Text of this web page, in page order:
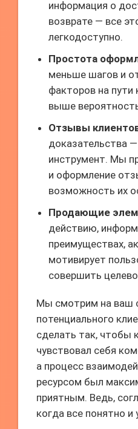
информация о
возврате — все
легкодоступно.
Простота
меньше шагов и
факторов на пути
выше
Отзывы
доказательства
инструмент. Мы
и оформление
возможность их
Продающие
действию,
преимуществах,
мотивирует
совершить
Мы смотрим на ваш
потенциального
сделать так, чтобы
чувствовал себя
а процесс
ресурсом был
приятным. Ведь,
когда все понятно и